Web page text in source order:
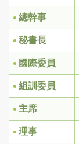
總幹事
秘書長
國際委員
組訓委員
主席
理事